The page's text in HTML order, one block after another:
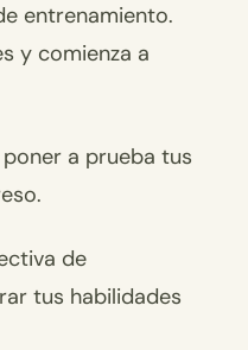
entrenamiento.
y comienza a
a prueba tus
de
tus habilidades